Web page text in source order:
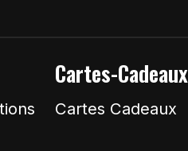
Cartes-Cadeaux
Cartes Cadeaux